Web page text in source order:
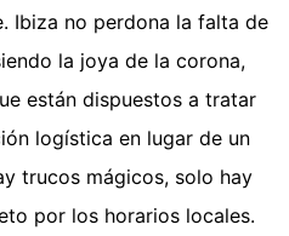
Ibiza no perdona la falta de
la joya de la corona,
están dispuestos a tratar
logística en lugar de un
trucos mágicos, solo hay
por los horarios locales.